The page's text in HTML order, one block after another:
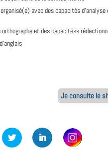
avec des capacités d'analyse
et des capacitéss
Je consulte le